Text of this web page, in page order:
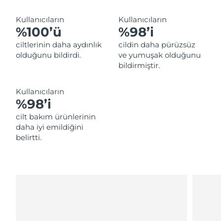
Kullanıcıların
%100’ü
ciltlerinin daha aydınlık
olduğunu bildirdi.
Kullanıcıların
%98’i
cildin daha pürüzsüz
ve yumuşak olduğunu
bildirmiştir.
Kullanıcıların
%98’i
cilt bakım ürünlerinin
daha iyi emildiğini
belirtti.
Litvanya
Tahmini teslim tarihi
Tahmini teslim tarihi
Çin Makao ÖİB
Malezya